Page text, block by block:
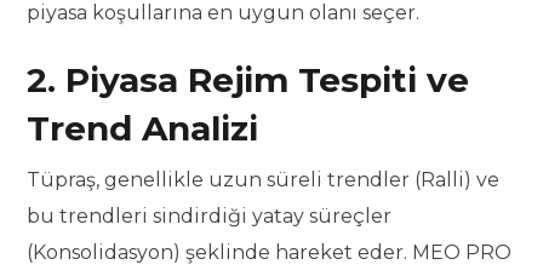
piyasa koşullarına en uygun olanı seçer.
2. Piyasa Rejim Tespiti ve
Trend Analizi
Tüpraş, genellikle uzun süreli trendler (Ralli) ve
bu trendleri sindirdiği yatay süreçler
(Konsolidasyon) şeklinde hareket eder. MEO PRO